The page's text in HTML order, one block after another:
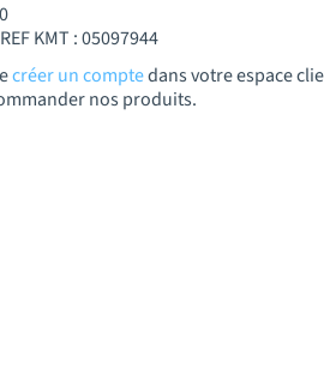
KMT : 05097944
créer un comptedans votre espace
nos produits.